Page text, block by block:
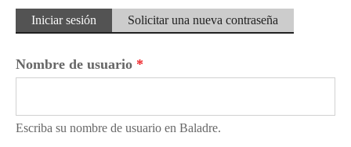
Solapas principales
Iniciar sesión (solapaSolicitar una nueva contraseña
Nombre de usuario *
Escriba su nombre de usuario en Baladre.